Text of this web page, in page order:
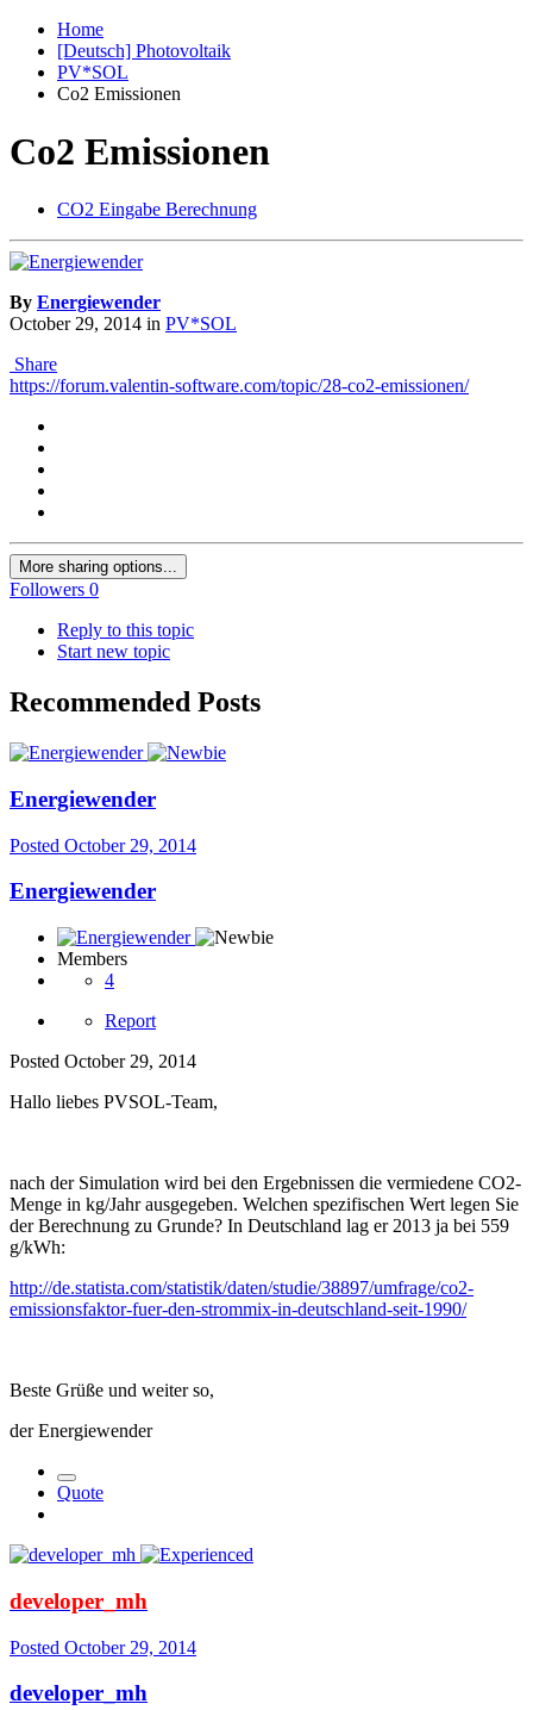
Home
[Deutsch] Photovoltaik
PV*SOL
Co2 Emissionen
Co2 Emissionen
CO2 Eingabe Berechnung
By Energiewender
October 29, 2014 in PV*SOL
Share
https://forum.valentin-software.com/topic/28-co2-emissionen/
More sharing options...
Followers 0
Reply to this topic
Start new topic
Recommended Posts
Energiewender
Posted October 29, 2014
Energiewender
Members
4
Report
Posted October 29, 2014
Hallo liebes PVSOL-Team,
nach der Simulation wird bei den Ergebnissen die vermiedene CO2-
Menge in kg/Jahr ausgegeben. Welchen spezifischen Wert legen Sie
der Berechnung zu Grunde? In Deutschland lag er 2013 ja bei 559
g/kWh:
http://de.statista.com/statistik/daten/studie/38897/umfrage/co2-
emissionsfaktor-fuer-den-strommix-in-deutschland-seit-1990/
Beste Grüße und weiter so,
der Energiewender
Quote
developer_mh
Posted October 29, 2014
developer_mh